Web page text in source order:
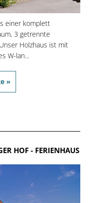
einer komplett
3 getrennte
Holzhaus ist mit
W-lan...
»
HOF- FERIENHAUS